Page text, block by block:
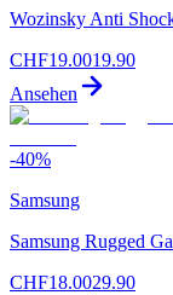
Wozinsky Anti
CHF19.0019.90
Ansehen
-40%
Samsung
Samsung Rugged
CHF18.0029.90